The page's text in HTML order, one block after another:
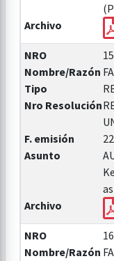
Archivo
NRO
15
Nombre/Razón
Tipo
Nro Resolución
F. emisión
Asunto
Archivo
NRO
16
Nombre/Razón